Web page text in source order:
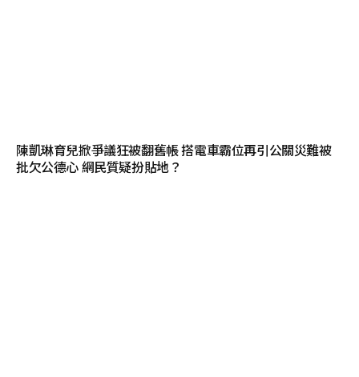
陳凱琳育兒掀爭議狂被翻舊帳 搭電車霸位再引公關災難被
批欠公德心 網民質疑扮貼地？